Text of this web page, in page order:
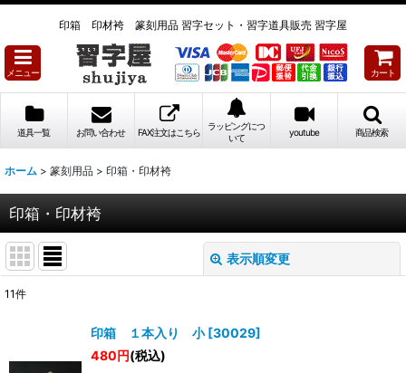
印箱 印材袴 篆刻用品 習字セット・習字道具販売 習字屋
メニュー カート
道具一覧 お問い合わせ FAX注文はこちら
ラッピングにつ
いて
youtube 商品検索
ホーム > 篆刻用品 > 印箱・印材袴
印箱・印材袴
表示順変更
並び順:
11件
印箱 １本入り 小 [30029]
480円(税込)